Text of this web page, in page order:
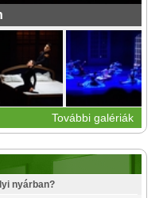
További galériák
nyárban?